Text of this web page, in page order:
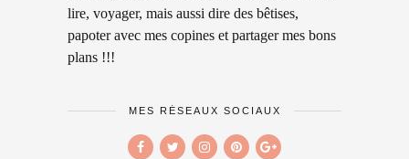
lire, voyager, mais aussi dire des bêtises,
papoter avec mes copines et partager mes bons
plans !!!
MES RÉSEAUX SOCIAUX